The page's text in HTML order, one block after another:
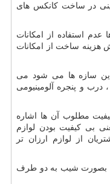
در ساخت کانکس های
عدم استفاده از امکانات
ساخت از امکانات
سازه ها می شود می
درب و پنجره آلومینیومی
مطلوب آن ها اشاره
بی کیفیت بودن لوازم
از لوازم ارزان تر
بصورت شیب به دو طرف